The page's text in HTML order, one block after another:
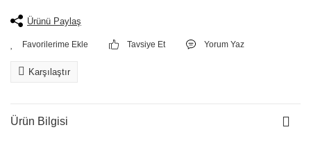
Ürünü Paylaş
Tavsiye Et Yorum Yaz
Karşılaştır
Ürün Bilgisi